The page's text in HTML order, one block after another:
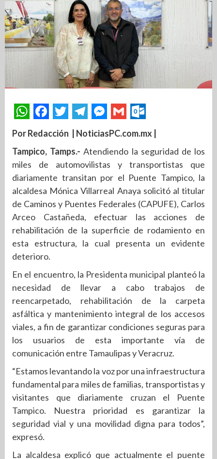
Por Redacción | NoticiasPC.com.mx |
Tampico, Tamps.-Atendiendo la seguridad de los
miles de automovilistas y transportistas que
diariamente transitan por el Puente Tampico, la
alcaldesa Mónica Villarreal Anaya solicitó al titular
de Caminos y Puentes Federales (CAPUFE), Carlos
Arceo Castañeda, efectuar las acciones de
rehabilitación de la superficie de rodamiento en
esta estructura, la cual presenta un evidente
deterioro.
En el encuentro, la Presidenta municipal planteó la
necesidad de llevar a cabo trabajos de
reencarpetado, rehabilitación de la carpeta
asfáltica y mantenimiento integral de los accesos
viales, a fin de garantizar condiciones seguras para
los usuarios de esta importante vía de
comunicación entre Tamaulipas y Veracruz.
“Estamos levantando la voz por una infraestructura
fundamental para miles de familias, transportistas y
visitantes que diariamente cruzan el Puente
Tampico. Nuestra prioridad es garantizar la
seguridad vial y una movilidad digna para todos”,
expresó.
La alcaldesa explicó que actualmente el puente